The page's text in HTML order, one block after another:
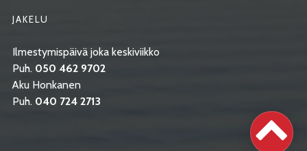
JAKELU
Ilmestymispäivä joka keskiviikko
Puh. 050 462 9702
Aku Honkanen
Puh. 040 724 2713